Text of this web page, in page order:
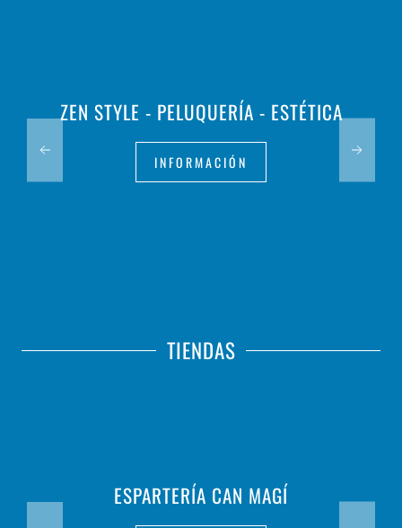
ZEN STYLE - PELUQUERÍA - ESTÉTICA
INFORMACIÓN
TIENDAS
ESPARTERÍA CAN MAGÍ